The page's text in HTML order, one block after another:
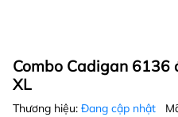
Combo Cadigan 6136
XL
Thương hiệu: Đang cập nhật